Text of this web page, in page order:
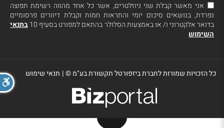
אני מאשר קבלת שני ניוזלטרים, אשר כל אחד מהווה רשימת תפוצה
נפרדת, בנושאים סיכום יומי והתראות חמות וקבלת דיוורים פרסומיים
בדואר אלקטרוני ו/ או באמצעות הסלולר בהתאם למפורט בסעיף 10
בתנאי
השימוש
כל הזכויות שמורות לחברת ביזפורטל תקשורת בע"מ ©| תנאי שימוש